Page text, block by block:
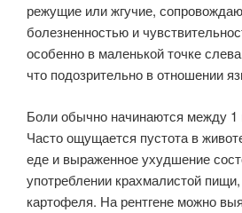
режущие или жгучие,
болезненностью и
особенно в маленькой точке
что подозрительно в отношении
Боли обычно начинаются между 1
Часто ощущается пустота в
еде и выраженное ухудшение
употреблении крахмалистой
картофеля. На рентгене можно